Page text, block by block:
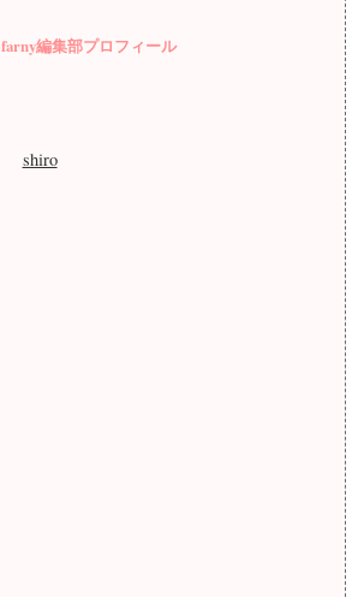
farny編集部プロフィール
shiro